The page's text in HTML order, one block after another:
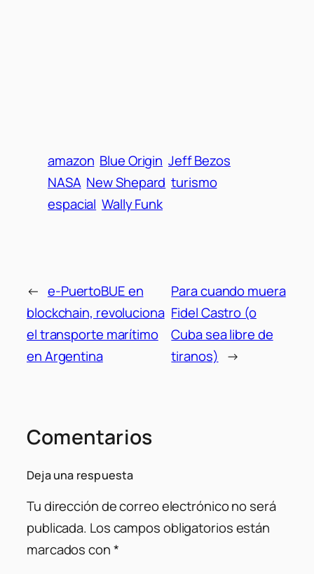
amazon Blue Origin Jeff Bezos
NASA New Shepard turismo
espacial Wally Funk
← e-PuertoBUE en
blockchain, revoluciona
el transporte marítimo
en Argentina
Para cuando muera
Fidel Castro (o
Cuba sea libre de
tiranos) →
Comentarios
Deja una respuesta
Tu dirección de correo electrónico no será
publicada. Los campos obligatorios están
marcados con*